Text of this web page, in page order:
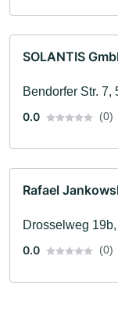
SOLANTIS
Bendorfer Str. 7,
0.0
(0)
Rafael
Drosselweg
0.0
(0)